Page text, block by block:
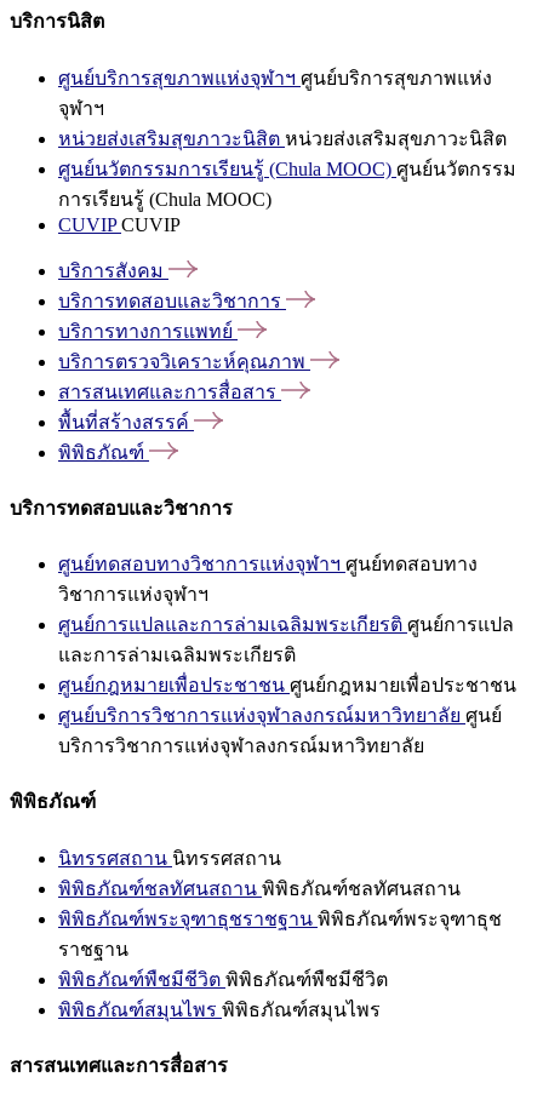
บริการนิสิต
ศูนย์บริการสุขภาพแห่งจุฬาฯ ศูนย์บริการสุขภาพแห่ง
จุฬาฯ
หน่วยส่งเสริมสุขภาวะนิสิต หน่วยส่งเสริมสุขภาวะนิสิต
ศูนย์นวัตกรรมการเรียนรู้ (Chula MOOC) ศูนย์นวัตกรรม
การเรียนรู้ (Chula MOOC)
CUVIPCUVIP
บริการสังคม
บริการทดสอบและวิชาการ
บริการทางการแพทย์
บริการตรวจวิเคราะห์คุณภาพ
สารสนเทศและการสื่อสาร
พื้นที่สร้างสรรค์
พิพิธภัณฑ์
บริการทดสอบและวิชาการ
ศูนย์ทดสอบทางวิชาการแห่งจุฬาฯ ศูนย์ทดสอบทาง
วิชาการแห่งจุฬาฯ
ศูนย์การแปลและการล่ามเฉลิมพระเกียรติ ศูนย์การแปล
และการล่ามเฉลิมพระเกียรติ
ศูนย์กฎหมายเพื่อประชาชน ศูนย์กฎหมายเพื่อประชาชน
ศูนย์บริการวิชาการแห่งจุฬาลงกรณ์มหาวิทยาลัย ศูนย์
บริการวิชาการแห่งจุฬาลงกรณ์มหาวิทยาลัย
พิพิธภัณฑ์
นิทรรศสถาน นิทรรศสถาน
พิพิธภัณฑ์ชลทัศนสถาน พิพิธภัณฑ์ชลทัศนสถาน
พิพิธภัณฑ์พระจุฑาธุชราชฐาน พิพิธภัณฑ์พระจุฑาธุช
ราชฐาน
พิพิธภัณฑ์พืชมีชีวิต พิพิธภัณฑ์พืชมีชีวิต
พิพิธภัณฑ์สมุนไพร พิพิธภัณฑ์สมุนไพร
สารสนเทศและการสื่อสาร